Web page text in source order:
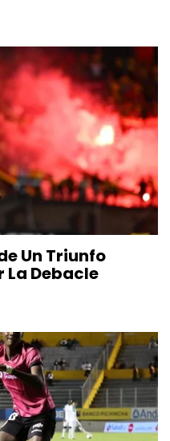
Un Triunfo
La Debacle